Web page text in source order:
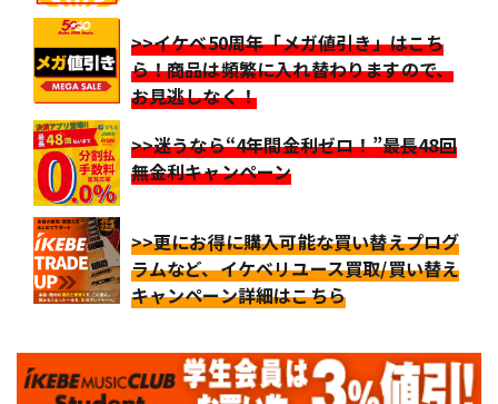
>>イケベ50周年「メガ値引き」はこち
ら！商品は頻繁に入れ替わりますので、
お見逃しなく！
>>迷うなら“4年間金利ゼロ！”最長48回
無金利キャンペーン
>>更にお得に購入可能な買い替えプログ
ラムなど、イケベリユース買取/買い替え
キャンペーン詳細はこちら